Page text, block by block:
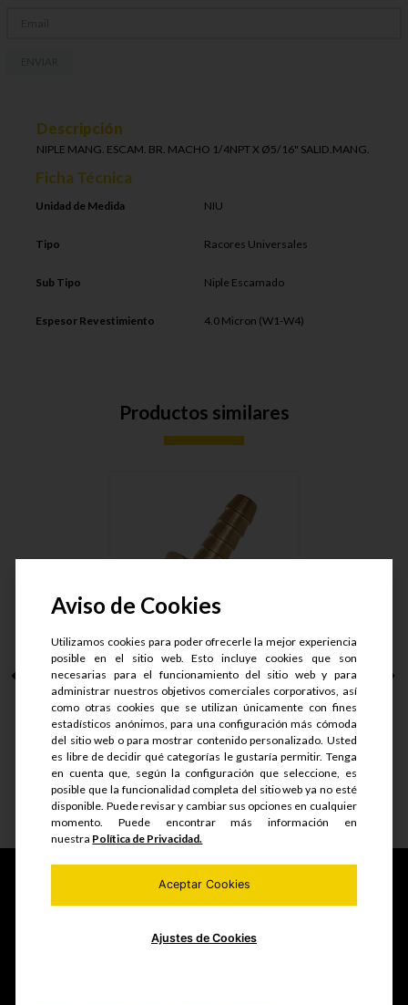
Descripción
NIPLE MANG. ESCAM. BR. MACHO 1/4NPT X Ø5/16" SALID.MANG.
Ficha Técnica
Unidad de Medida NIU
Tipo Racores Universales
Sub Tipo Niple Escamado
Espesor Revestimiento 4.0 Micron (W1-W4)
Productos similares
NIPLE MANG. ESCAM.
BR. MACH....
S/.34
S/.25.5
Ver detalle
estructuras metálicas, realizamos mantenimiento de
Aviso de Cookies
Utilizamos cookies para poder ofrecerle la mejor experiencia
posible en el sitio web. Esto incluye cookies que son
necesarias para el funcionamiento del sitio web y para
administrar nuestros objetivos comerciales corporativos, así
como otras cookies que se utilizan únicamente con fines
estadísticos anónimos, para una configuración más cómoda
del sitio web o para mostrar contenido personalizado. Usted
es libre de decidir qué categorías le gustaría permitir. Tenga
en cuenta que, según la configuración que seleccione, es
posible que la funcionalidad completa del sitio web ya no esté
disponible. Puede revisar y cambiar sus opciones en cualquier
momento. Puede encontrar más información en
nuestra Política de Privacidad.
Aceptar Cookies
Ajustes de Cookies